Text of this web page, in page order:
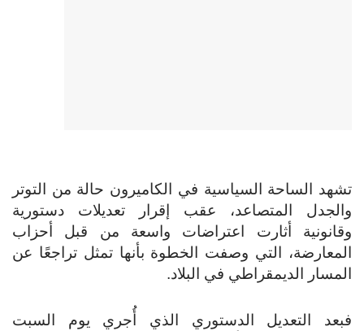
تشهد الساحة السياسية في الكاميرون حالة من التوتر
والجدل المتصاعد، عقب إقرار تعديلات دستورية
وقانونية أثارت اعتراضات واسعة من قبل أحزاب
المعارضة، التي وصفت الخطوة بأنها تمثل تراجعًا عن
المسار الديمقراطي في البلاد.
فبعد التعديل الدستوري الذي أُجري يوم السبت